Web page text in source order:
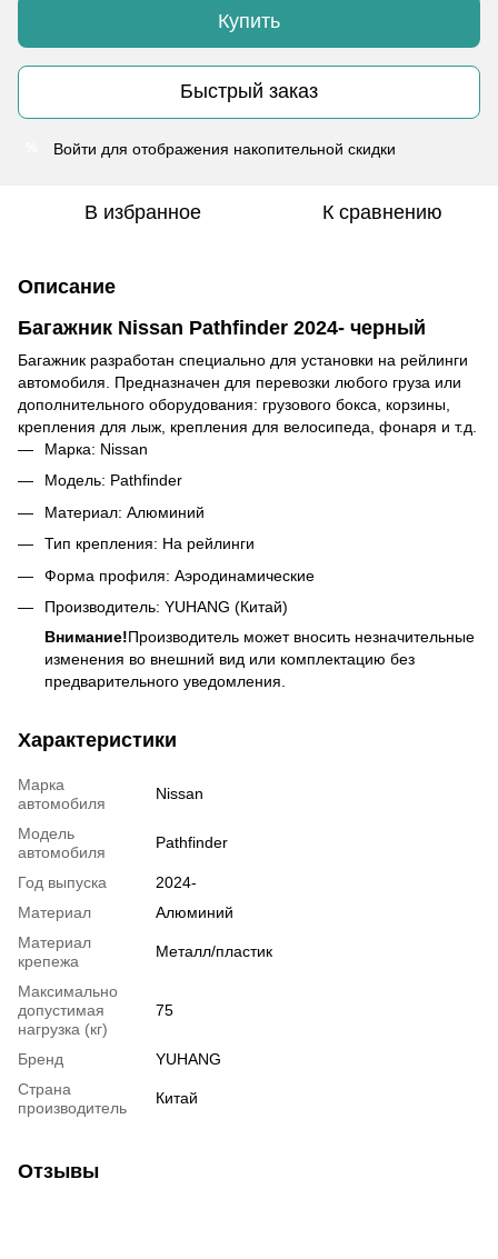
Купить
Быстрый заказ
Войти для отображения накопительной скидки
В избранное К сравнению
Описание
Багажник Nissan Pathfinder 2024- черный
Багажник разработан специально для установки на рейлинги
автомобиля. Предназначен для перевозки любого груза или
дополнительного оборудования: грузового бокса, корзины,
крепления для лыж, крепления для велосипеда, фонаря и т.д.
Марка: Nissan
Модель: Pathfinder
Материал: Алюминий
Тип крепления: На рейлинги
Форма профиля: Аэродинамические
Производитель: YUHANG (Китай)
Внимание!Производитель может вносить незначительные
изменения во внешний вид или комплектацию без
предварительного уведомления.
Характеристики
Марка
автомобиля
Nissan
Модель
автомобиля
Pathfinder
Год выпуска
2024-
Материал
Алюминий
Материал
крепежа
Металл/пластик
Максимально
допустимая
нагрузка (кг)
75
Бренд
YUHANG
Страна
производитель
Китай
Отзывы